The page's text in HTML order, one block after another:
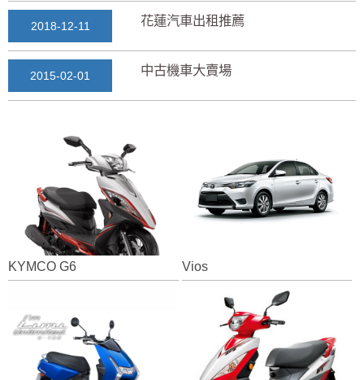
2018-12-11 花蓮汽車出租推薦
2015-02-01 中古機車大賣場
2018-03-15 七星潭風景區美景介紹...
2018-03-13 三日遊景點行程規劃景...
2018-03-12 花蓮自由行自助行程
2025-11-17 通水管後排水變快？背...
2018-12-14 花蓮租車推薦2019...
KYMCO G6 Vios